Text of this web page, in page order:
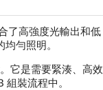
了高強度光輸出和低
勻照明。
它是需要緊湊、高效
裝流程中。